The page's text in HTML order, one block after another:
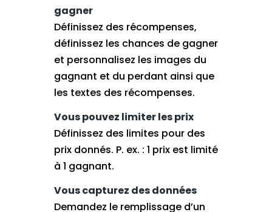
gagner
Définissez des récompenses,
définissez les chances de gagner
et personnalisez les images du
gagnant et du perdant ainsi que
les textes des récompenses.
Vous pouvez limiter les prix
Définissez des limites pour des
prix donnés. P. ex. : 1 prix est limité
à 1 gagnant.
Vous capturez des données
Demandez le remplissage d’un